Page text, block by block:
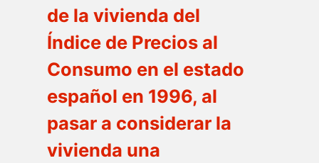
de la vivienda del
Índice de Precios al
Consumo en el estado
español en 1996, al
pasar a considerar la
vivienda una